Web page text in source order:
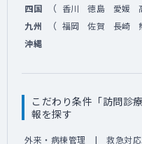
四国 （ 香川 徳島 愛媛
九州 （ 福岡 佐賀 長崎
沖縄
こだわり条件「訪問診
報を探す
外来・病棟管理 救急対応